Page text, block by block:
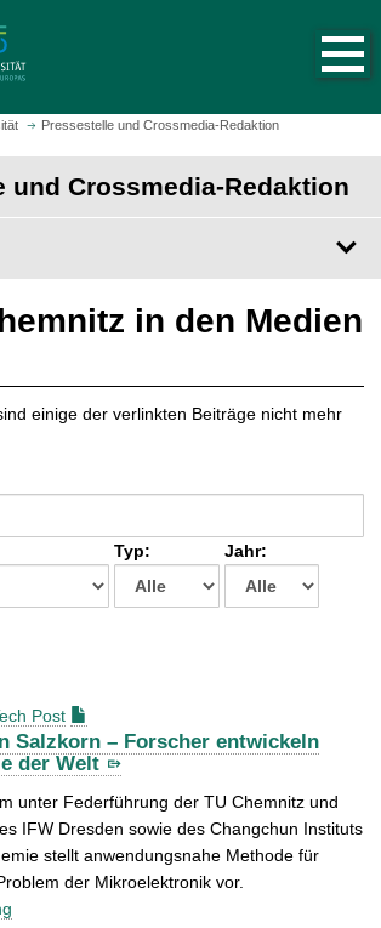
Pressestelle und Crossmedia-Redaktion
und Crossmedia-Redaktion
in den Medien
einige der verlinkten Beiträge nicht mehr
Typ: Jahr:
Post
Salzkorn – Forscher entwickeln
der Welt
unter Federführung der TU Chemnitz und
IFW Dresden sowie des Changchun Instituts
stellt anwendungsnahe Methode für
der Mikroelektronik vor.